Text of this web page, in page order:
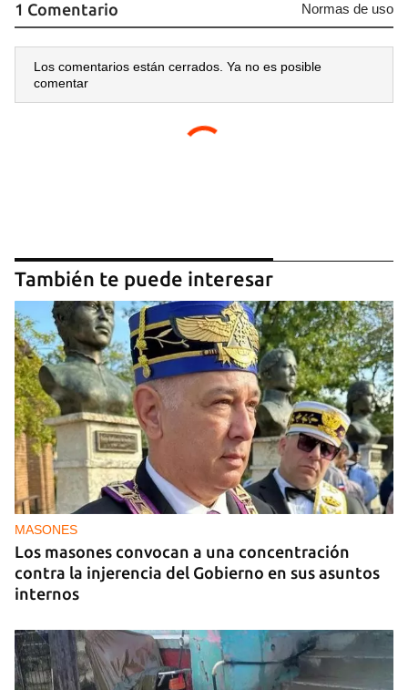
1 Comentario Normas de uso
Los comentarios están cerrados. Ya no es posible
comentar
También te puede interesar
MASONES
Los masones convocan a una concentración
contra la injerencia del Gobierno en sus asuntos
internos